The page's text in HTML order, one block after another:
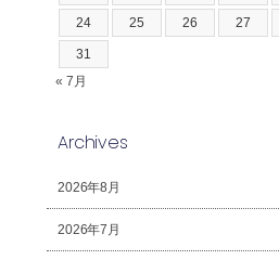
24 25 26 27
31
« 7月
Archives
2026年8月
2026年7月